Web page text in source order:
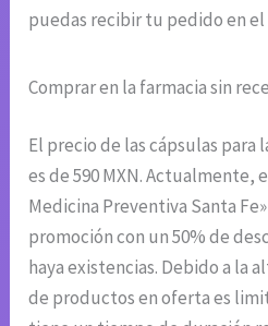
puedas recibir tu pedido en
Comprar en la farmacia sin
El precio de las cápsulas para
es de 590 MXN. Actualmente,
Medicina Preventiva Santa
promoción con un 50% de
haya existencias. Debido a la
de productos en oferta es